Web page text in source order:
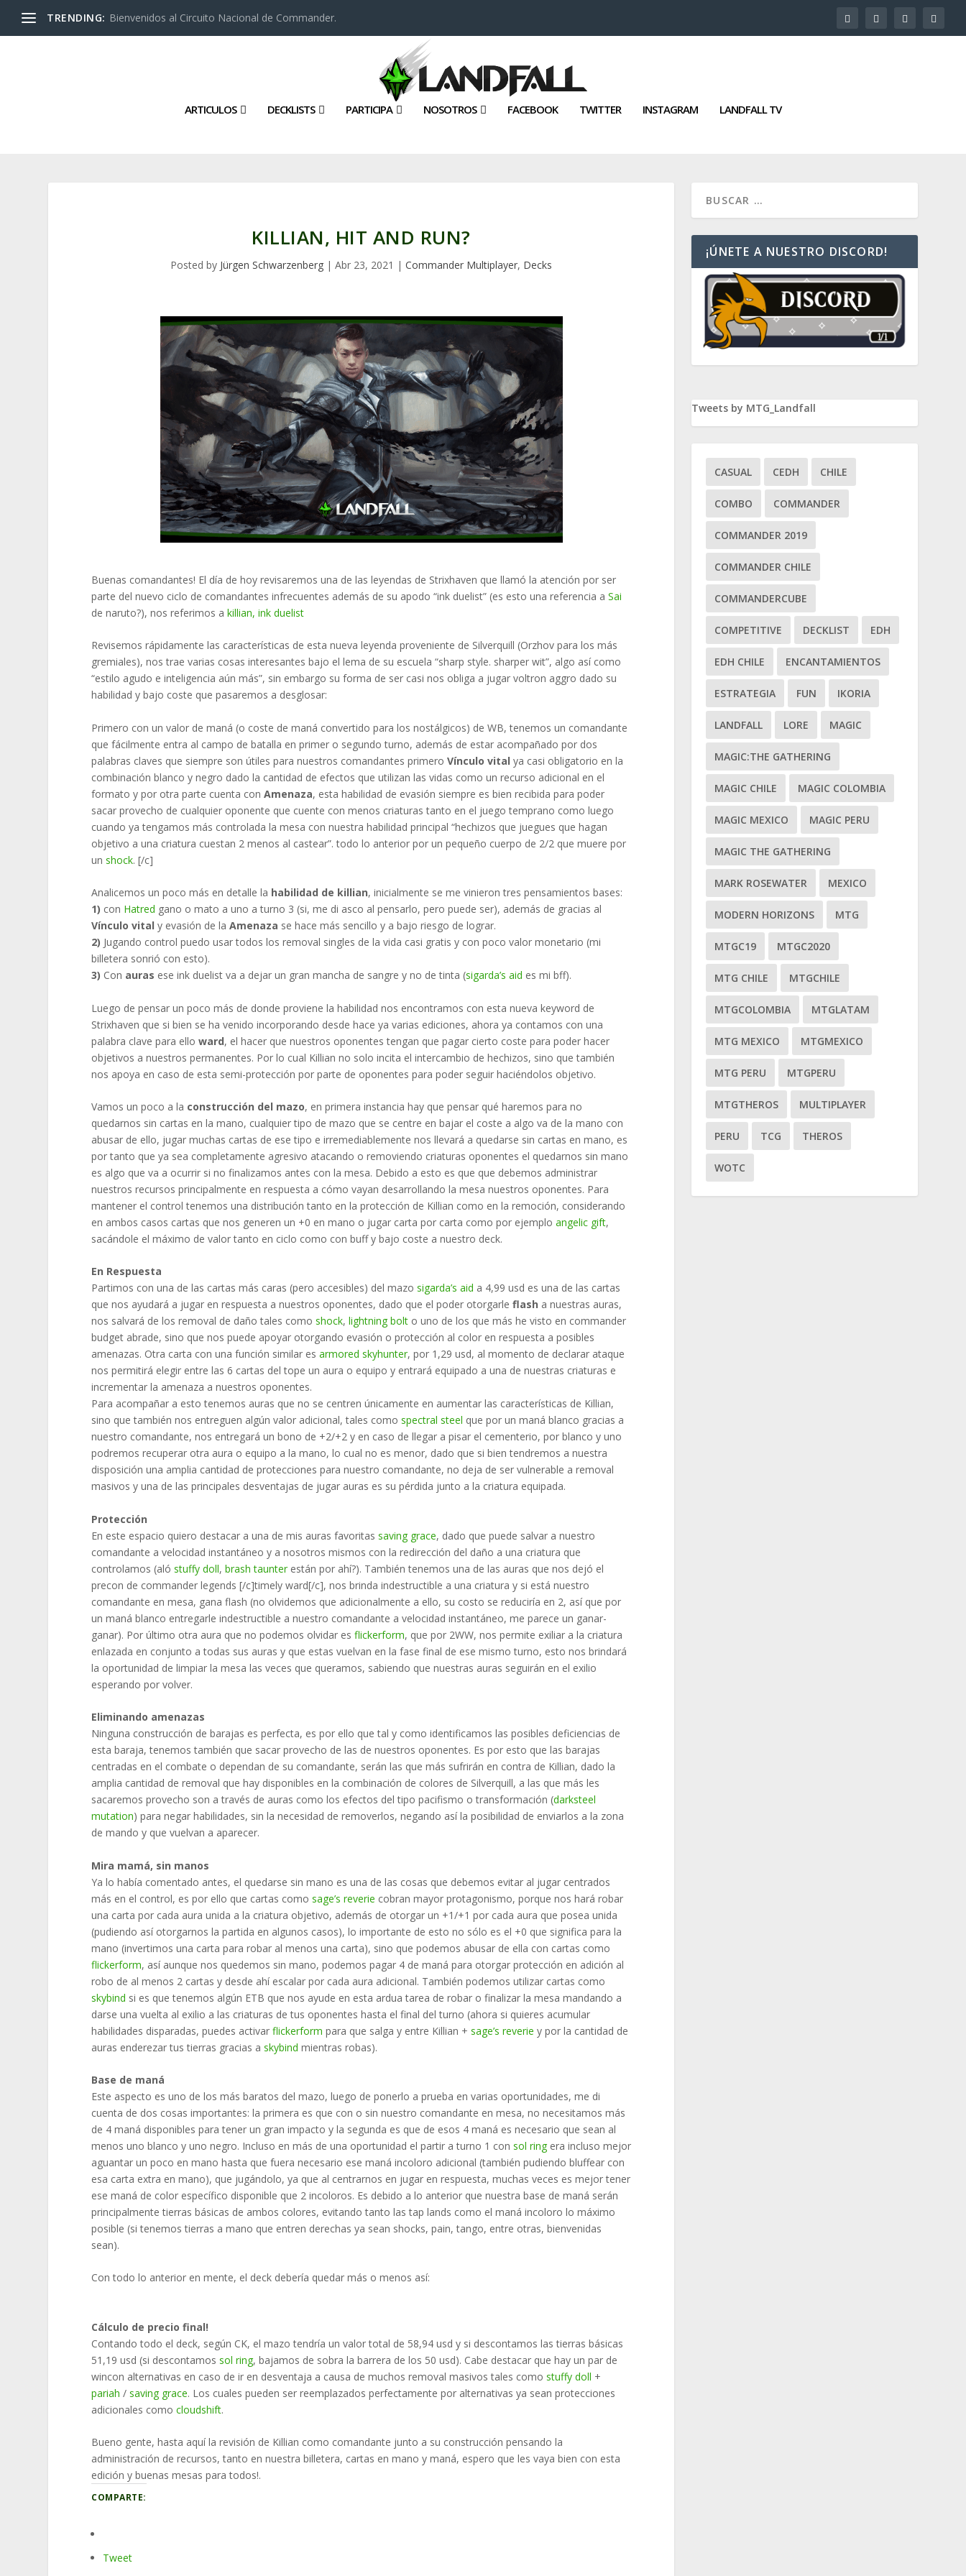
TRENDING: Bienvenidos al Circuito Nacional de Commander.
ARTICULOS DECKLISTS PARTICIPA NOSOTROS FACEBOOK TWITTER INSTAGRAM LANDFALL TV
KILLIAN, HIT AND RUN?
Posted by Jürgen Schwarzenberg |Abr 23, 2021 |Commander Multiplayer, Decks
Buenas comandantes! El día de hoy revisaremos una de las leyendas de Strixhaven que llamó la atención por ser
parte del nuevo ciclo de comandantes infrecuentes además de su apodo “ink duelist” (es esto una referencia aSai
de naruto?), nos referimos akillian, ink duelist
Revisemos rápidamente las características de esta nueva leyenda proveniente de Silverquill (Orzhov para los más
gremiales), nos trae varias cosas interesantes bajo el lema de su escuela “sharp style. sharper wit”, algo así como
“estilo agudo e inteligencia aún más”, sin embargo su forma de ser casi nos obliga a jugar voltron aggro dado su
habilidad y bajo coste que pasaremos a desglosar:
Primero con un valor de maná (o coste de maná convertido para los nostálgicos) de WB, tenemos un comandante
que fácilmente entra al campo de batalla en primer o segundo turno, además de estar acompañado por dos
palabras claves que siempre son útiles para nuestros comandantes primeroVínculo vital ya casi obligatorio en la
combinación blanco y negro dado la cantidad de efectos que utilizan las vidas como un recurso adicional en el
formato y por otra parte cuenta conAmenaza, esta habilidad de evasión siempre es bien recibida para poder
sacar provecho de cualquier oponente que cuente con menos criaturas tanto en el juego temprano como luego
cuando ya tengamos más controlada la mesa con nuestra habilidad principal “hechizos que juegues que hagan
objetivo a una criatura cuestan 2 menos al castear”. todo lo anterior por un pequeño cuerpo de 2/2 que muere por
unshock. [/c]
Analicemos un poco más en detalle la habilidad de killian, inicialmente se me vinieron tres pensamientos bases:
1) con Hatred gano o mato a uno a turno 3 (si, me di asco al pensarlo, pero puede ser), además de gracias al
Vínculo vital y evasión de laAmenaza se hace más sencillo y a bajo riesgo de lograr.
2) Jugando control puedo usar todos los removal singles de la vida casi gratis y con poco valor monetario (mi
billetera sonrió con esto).
3) Con auras ese ink duelist va a dejar un gran mancha de sangre y no de tinta (sigarda’s aid es mi bff).
Luego de pensar un poco más de donde proviene la habilidad nos encontramos con esta nueva keyword de
Strixhaven que si bien se ha venido incorporando desde hace ya varias ediciones, ahora ya contamos con una
palabra clave para elloward, el hacer que nuestros oponentes tengan que pagar cierto coste para poder hacer
objetivos a nuestros permanentes. Por lo cual Killian no solo incita el intercambio de hechizos, sino que también
nos apoya en caso de esta semi-protección por parte de oponentes para poder seguir haciéndolos objetivo.
Vamos un poco a la construcción del mazo, en primera instancia hay que pensar qué haremos para no
quedarnos sin cartas en la mano, cualquier tipo de mazo que se centre en bajar el coste a algo va de la mano con
abusar de ello, jugar muchas cartas de ese tipo e irremediablemente nos llevará a quedarse sin cartas en mano, es
por tanto que ya sea completamente agresivo atacando o removiendo criaturas oponentes el quedarnos sin mano
es algo que va a ocurrir si no finalizamos antes con la mesa. Debido a esto es que que debemos administrar
nuestros recursos principalmente en respuesta a cómo vayan desarrollando la mesa nuestros oponentes. Para
mantener el control tenemos una distribución tanto en la protección de Killian como en la remoción, considerando
en ambos casos cartas que nos generen un +0 en mano o jugar carta por carta como por ejemploangelic gift,
sacándole el máximo de valor tanto en ciclo como con buff y bajo coste a nuestro deck.
En Respuesta
Partimos con una de las cartas más caras (pero accesibles) del mazosigarda’s aid a 4,99 usd es una de las cartas
que nos ayudará a jugar en respuesta a nuestros oponentes, dado que el poder otorgarleflash a nuestras auras,
nos salvará de los removal de daño tales comoshock,lightning bolt o uno de los que más he visto en commander
budget abrade, sino que nos puede apoyar otorgando evasión o protección al color en respuesta a posibles
amenazas. Otra carta con una función similar esarmored skyhunter, por 1,29 usd, al momento de declarar ataque
nos permitirá elegir entre las 6 cartas del tope un aura o equipo y entrará equipado a una de nuestras criaturas e
incrementar la amenaza a nuestros oponentes.
Para acompañar a esto tenemos auras que no se centren únicamente en aumentar las características de Killian,
sino que también nos entreguen algún valor adicional, tales comospectral steel que por un maná blanco gracias a
nuestro comandante, nos entregará un bono de +2/+2 y en caso de llegar a pisar el cementerio, por blanco y uno
podremos recuperar otra aura o equipo a la mano, lo cual no es menor, dado que si bien tendremos a nuestra
disposición una amplia cantidad de protecciones para nuestro comandante, no deja de ser vulnerable a removal
masivos y una de las principales desventajas de jugar auras es su pérdida junto a la criatura equipada.
Protección
En este espacio quiero destacar a una de mis auras favoritassaving grace, dado que puede salvar a nuestro
comandante a velocidad instantáneo y a nosotros mismos con la redirección del daño a una criatura que
controlamos (alóstuffy doll,brash taunter están por ahí?). También tenemos una de las auras que nos dejó el
precon de commander legends [/c]timely ward[/c], nos brinda indestructible a una criatura y si está nuestro
comandante en mesa, gana flash (no olvidemos que adicionalmente a ello, su costo se reduciría en 2, así que por
un maná blanco entregarle indestructible a nuestro comandante a velocidad instantáneo, me parece un ganar-
ganar). Por último otra aura que no podemos olvidar esflickerform, que por 2WW, nos permite exiliar a la criatura
enlazada en conjunto a todas sus auras y que estas vuelvan en la fase final de ese mismo turno, esto nos brindará
la oportunidad de limpiar la mesa las veces que queramos, sabiendo que nuestras auras seguirán en el exilio
esperando por volver.
Eliminando amenazas
Ninguna construcción de barajas es perfecta, es por ello que tal y como identificamos las posibles deficiencias de
esta baraja, tenemos también que sacar provecho de las de nuestros oponentes. Es por esto que las barajas
centradas en el combate o dependan de su comandante, serán las que más sufrirán en contra de Killian, dado la
amplia cantidad de removal que hay disponibles en la combinación de colores de Silverquill, a las que más les
sacaremos provecho son a través de auras como los efectos del tipo pacifismo o transformación (darksteel
mutation) para negar habilidades, sin la necesidad de removerlos, negando así la posibilidad de enviarlos a la zona
de mando y que vuelvan a aparecer.
Mira mamá, sin manos
Ya lo había comentado antes, el quedarse sin mano es una de las cosas que debemos evitar al jugar centrados
más en el control, es por ello que cartas comosage’s reverie cobran mayor protagonismo, porque nos hará robar
una carta por cada aura unida a la criatura objetivo, además de otorgar un +1/+1 por cada aura que posea unida
(pudiendo así otorgarnos la partida en algunos casos), lo importante de esto no sólo es el +0 que significa para la
mano (invertimos una carta para robar al menos una carta), sino que podemos abusar de ella con cartas como
flickerform, así aunque nos quedemos sin mano, podemos pagar 4 de maná para otorgar protección en adición al
robo de al menos 2 cartas y desde ahí escalar por cada aura adicional. También podemos utilizar cartas como
skybind si es que tenemos algún ETB que nos ayude en esta ardua tarea de robar o finalizar la mesa mandando a
darse una vuelta al exilio a las criaturas de tus oponentes hasta el final del turno (ahora si quieres acumular
habilidades disparadas, puedes activarflickerform para que salga y entre Killian +sage’s reverie y por la cantidad de
auras enderezar tus tierras gracias askybind mientras robas).
Base de maná
Este aspecto es uno de los más baratos del mazo, luego de ponerlo a prueba en varias oportunidades, me di
cuenta de dos cosas importantes: la primera es que con o sin nuestro comandante en mesa, no necesitamos más
de 4 maná disponibles para tener un gran impacto y la segunda es que de esos 4 maná es necesario que sean al
menos uno blanco y uno negro. Incluso en más de una oportunidad el partir a turno 1 consol ring era incluso mejor
aguantar un poco en mano hasta que fuera necesario ese maná incoloro adicional (también pudiendo bluffear con
esa carta extra en mano), que jugándolo, ya que al centrarnos en jugar en respuesta, muchas veces es mejor tener
ese maná de color específico disponible que 2 incoloros. Es debido a lo anterior que nuestra base de maná serán
principalmente tierras básicas de ambos colores, evitando tanto las tap lands como el maná incoloro lo máximo
posible (si tenemos tierras a mano que entren derechas ya sean shocks, pain, tango, entre otras, bienvenidas
sean).
Con todo lo anterior en mente, el deck debería quedar más o menos así:
Cálculo de precio final!
Contando todo el deck, según CK, el mazo tendría un valor total de 58,94 usd y si descontamos las tierras básicas
51,19 usd (si descontamossol ring, bajamos de sobra la barrera de los 50 usd). Cabe destacar que hay un par de
wincon alternativas en caso de ir en desventaja a causa de muchos removal masivos tales comostuffy doll +
pariah /saving grace. Los cuales pueden ser reemplazados perfectamente por alternativas ya sean protecciones
adicionales comocloudshift.
Bueno gente, hasta aquí la revisión de Killian como comandante junto a su construcción pensando la
administración de recursos, tanto en nuestra billetera, cartas en mano y maná, espero que les vaya bien con esta
edición y buenas mesas para todos!.
COMPARTE:
Tweet
¡ÚNETE A NUESTRO DISCORD!
Tweets by MTG_Landfall
CASUAL CEDH CHILE
COMBO COMMANDER
COMMANDER 2019
COMMANDER CHILE
COMMANDERCUBE
COMPETITIVE DECKLIST EDH
EDH CHILE ENCANTAMIENTOS
ESTRATEGIA FUN IKORIA
LANDFALL LORE MAGIC
MAGIC:THE GATHERING
MAGIC CHILE MAGIC COLOMBIA
MAGIC MEXICO MAGIC PERU
MAGIC THE GATHERING
MARK ROSEWATER MEXICO
MODERN HORIZONS MTG
MTGC19 MTGC2020
MTG CHILE MTGCHILE
MTGCOLOMBIA MTGLATAM
MTG MEXICO MTGMEXICO
MTG PERU MTGPERU
MTGTHEROS MULTIPLAYER
PERU TCG THEROS
WOTC